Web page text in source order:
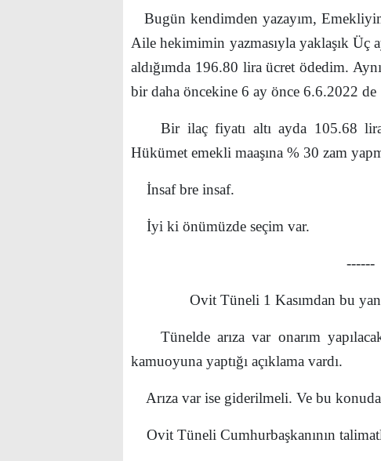
Bugün kendimden yazayım,
Aile hekimimin yazmasıyla yaklaşık Üç
aldığımda 196.80 lira ücret ödedim.
bir daha öncekine 6 ay önce 6.6.2022
Bir ilaç fiyatı altı ayda 105.68
Hükümet emekli maaşına % 30 zam
İnsaf bre insaf.
İyi ki önümüzde seçim var.
------
Ovit Tüneli 1 Kasımdan bu yana
Tünelde arıza var onarım
kamuoyuna yaptığı açıklama vardı.
Arıza var ise giderilmeli. Ve bu
Ovit Tüneli Cumhurbaşkanının